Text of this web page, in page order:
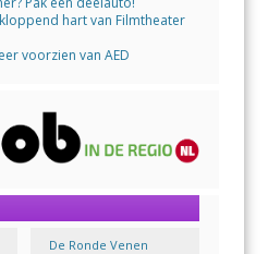
hart van Filmtheater
voorzien van AED
De Ronde Venen